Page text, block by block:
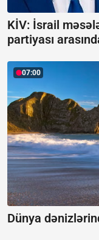
KİV: İsrail
partiyası
07:00
Dünya